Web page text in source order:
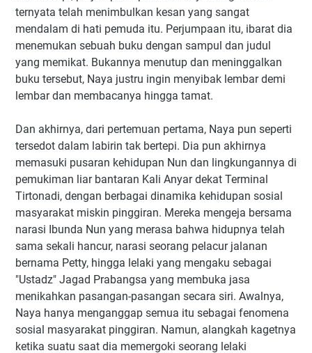
ternyata telah menimbulkan kesan yang sangat
mendalam di hati pemuda itu. Perjumpaan itu, ibarat dia
menemukan sebuah buku dengan sampul dan judul
yang memikat. Bukannya menutup dan meninggalkan
buku tersebut, Naya justru ingin menyibak lembar demi
lembar dan membacanya hingga tamat.
Dan akhirnya, dari pertemuan pertama, Naya pun seperti
tersedot dalam labirin tak bertepi. Dia pun akhirnya
memasuki pusaran kehidupan Nun dan lingkungannya di
pemukiman liar bantaran Kali Anyar dekat Terminal
Tirtonadi, dengan berbagai dinamika kehidupan sosial
masyarakat miskin pinggiran. Mereka mengeja bersama
narasi Ibunda Nun yang merasa bahwa hidupnya telah
sama sekali hancur, narasi seorang pelacur jalanan
bernama Petty, hingga lelaki yang mengaku sebagai
"Ustadz" Jagad Prabangsa yang membuka jasa
menikahkan pasangan-pasangan secara siri. Awalnya,
Naya hanya menganggap semua itu sebagai fenomena
sosial masyarakat pinggiran. Namun, alangkah kagetnya
ketika suatu saat dia memergoki seorang lelaki